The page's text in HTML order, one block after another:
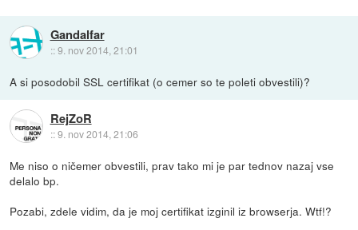
Gandalfar
::9. nov 2014, 21:01
A si posodobil SSL certifikat (o cemer so te poleti obvestili)?
RejZoR
::9. nov 2014, 21:06
Me niso o ničemer obvestili, prav tako mi je par tednov nazaj vse
delalo bp.
Pozabi, zdele vidim, da je moj certifikat izginil iz browserja. Wtf!?